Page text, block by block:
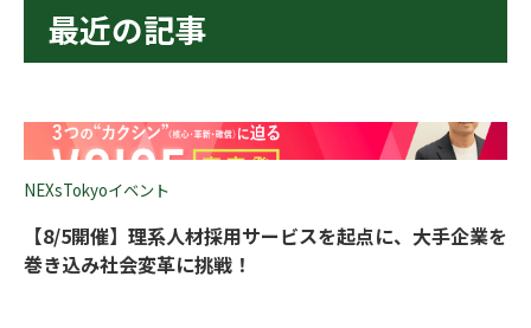
最近の記事
NEXsTokyoイベント
【8/5開催】理系人材採用サービスを起点に、大手企業を
巻き込み社会変革に挑戦！